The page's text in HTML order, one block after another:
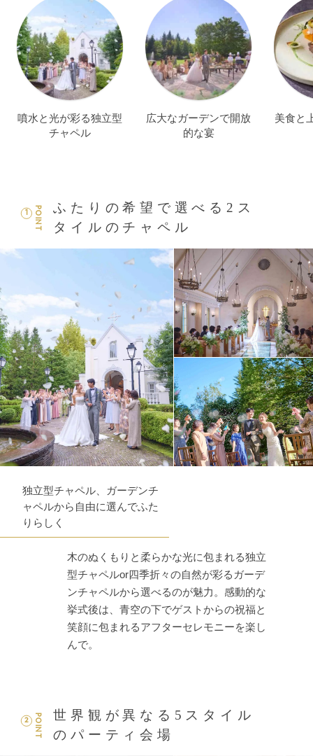
噴水と光が彩る独立型
チャペル
広大なガーデンで開放
的な宴
美食と
POINT
1
ふたりの希望で選べる2ス
タイルのチャペル
独立型チャペル、ガーデンチ
ャペルから自由に選んでふた
りらしく
木のぬくもりと柔らかな光に包まれる独立
型チャペルor四季折々の自然が彩るガーデ
ンチャペルから選べるのが魅力。感動的な
挙式後は、青空の下でゲストからの祝福と
笑顔に包まれるアフターセレモニーを楽し
んで。
POINT
2
世界観が異なる5スタイル
のパーティ会場